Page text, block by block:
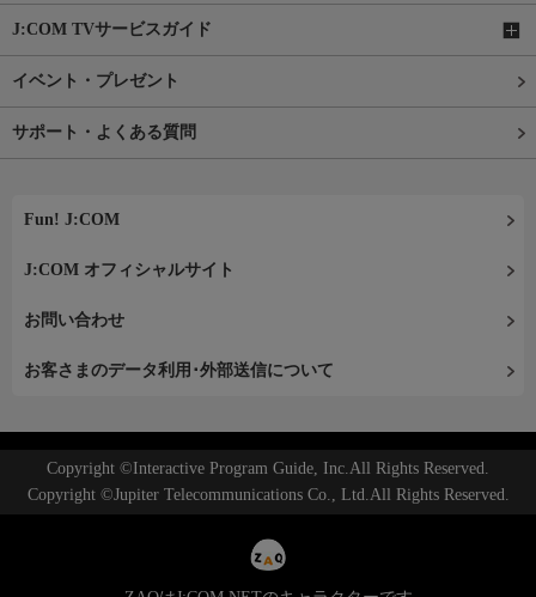
J:COM TVサービスガイド
イベント・プレゼント
サポート・よくある質問
Fun! J:COM
J:COM オフィシャルサイト
お問い合わせ
お客さまのデータ利用･外部送信について
Copyright ©Interactive Program Guide, Inc.All Rights Reserved.
Copyright ©Jupiter Telecommunications Co., Ltd.All Rights Reserved.